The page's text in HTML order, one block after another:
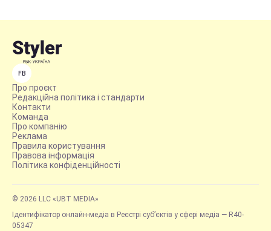
FB
Про проєкт
Редакційна політика і стандарти
Контакти
Команда
Про компанію
Реклама
Правила користування
Правова інформація
Політика конфіденційності
© 2026 LLC «UBT MEDIA»
Ідентифікатор онлайн-медіа в Реєстрі суб’єктів у сфері медіа — R40-
05347